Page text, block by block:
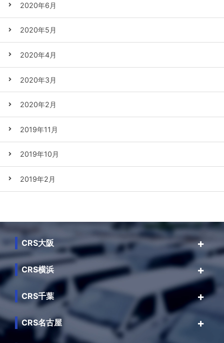
2020年6月
2020年5月
2020年4月
2020年3月
2020年2月
2019年11月
2019年10月
2019年2月
CRS大阪
CRS横浜
CRS千葉
CRS名古屋